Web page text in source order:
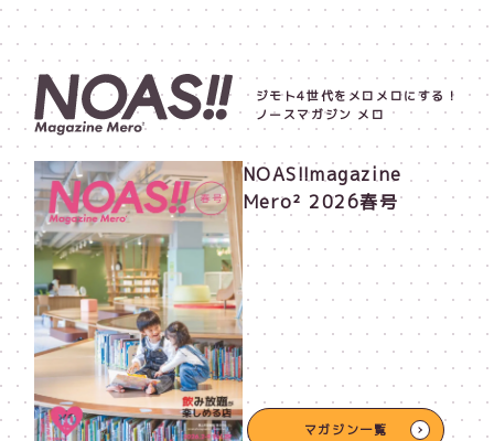
ジモト4世代をメロメロにする！
ノースマガジン メロ
NOAS!!magazine
Mero² 2026春号
マガジン一覧